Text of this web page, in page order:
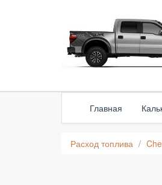
Главная
Расход топлива